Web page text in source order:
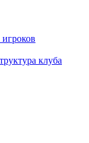
клуба